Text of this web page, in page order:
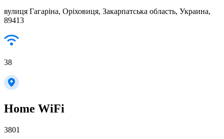
вулиця Гагаріна, Оріховиця, Закарпатська область, Украина,
89413
38
Home WiFi
3801